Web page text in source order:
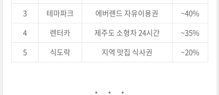
3
테마파크 에버랜드 자유이용권
~40%
4
렌터카 제주도 소형차 24시간
~35%
5
식도락 지역 맛집 식사권 ~20%